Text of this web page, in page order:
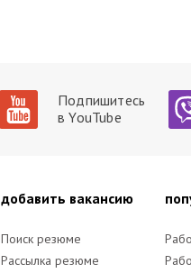
Подпишитесь
в YouTube
добавить вакансию
Поиск резюме
Рассылка резюме